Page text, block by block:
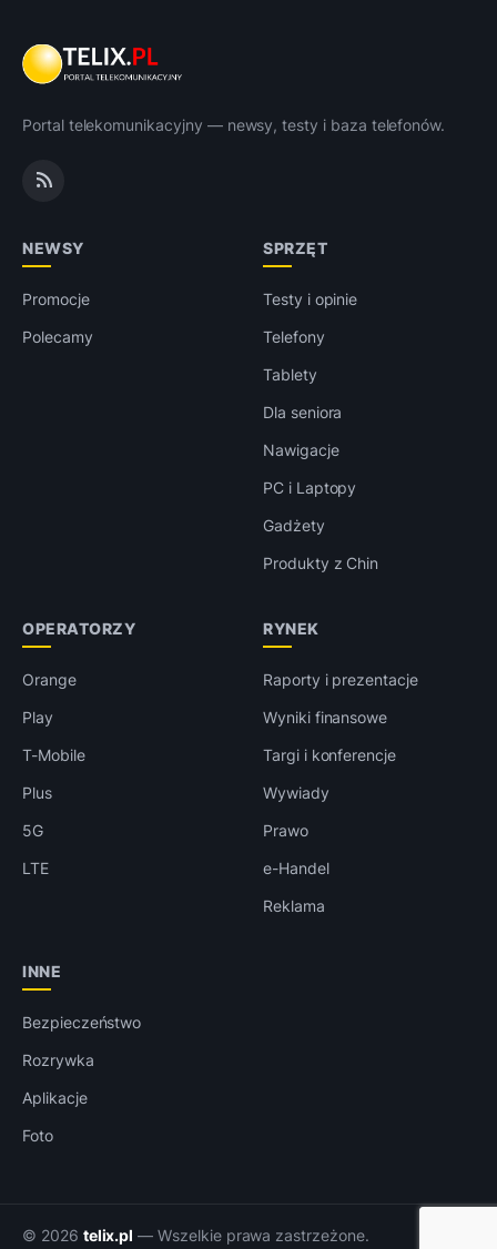
Portal telekomunikacyjny — newsy, testy i baza telefonów.
NEWSY
Promocje
Polecamy
SPRZĘT
Testy i opinie
Telefony
Tablety
Dla seniora
Nawigacje
PC i Laptopy
Gadżety
Produkty z Chin
OPERATORZY
Orange
Play
T-Mobile
Plus
5G
LTE
RYNEK
Raporty i prezentacje
Wyniki finansowe
Targi i konferencje
Wywiady
Prawo
e-Handel
Reklama
INNE
Bezpieczeństwo
Rozrywka
Aplikacje
Foto
© 2026 telix.pl — Wszelkie prawa zastrzeżone.